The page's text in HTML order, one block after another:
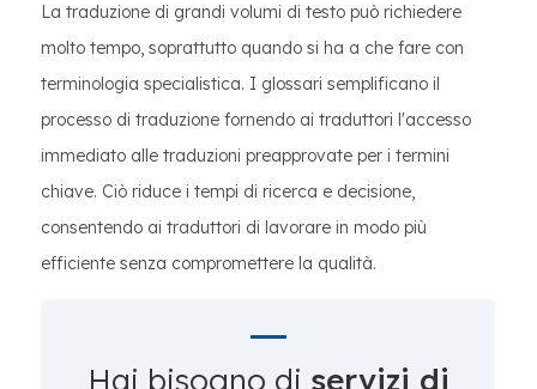
La traduzione di grandi volumi di testo può richiedere
molto tempo, soprattutto quando si ha a che fare con
terminologia specialistica. I glossari semplificano il
processo di traduzione fornendo ai traduttori l'accesso
immediato alle traduzioni preapprovate per i termini
chiave. Ciò riduce i tempi di ricerca e decisione,
consentendo ai traduttori di lavorare in modo più
efficiente senza compromettere la qualità.
Hai bisogno di servizi di